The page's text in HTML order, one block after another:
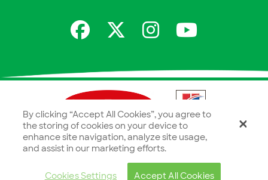
By clicking “Accept All Cookies”, you agree to
the storing of cookies on your device to
enhance site navigation, analyze site usage,
and assist in our marketing efforts.
Cookies Settings Accept All Cookies